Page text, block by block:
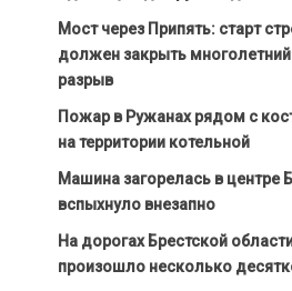
Мост через Припять: старт
должен закрыть
разрыв
Пожар в Ружанах рядом с
на территории котельной
Машина загорелась в центре
вспыхнуло внезапно
На дорогах Брестской
произошло несколько